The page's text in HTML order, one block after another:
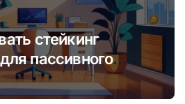
стейкинг
пассивного
году